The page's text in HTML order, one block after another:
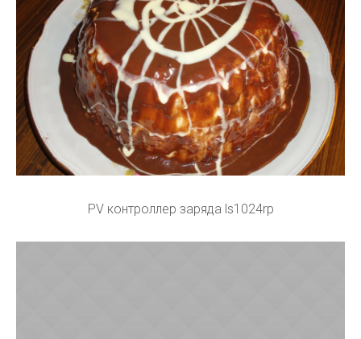
PV контроллер заряда ls1024rp